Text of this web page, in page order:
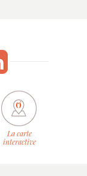
La carte
interactive